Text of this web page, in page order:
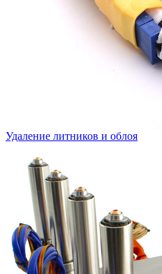
Удаление литников и облоя